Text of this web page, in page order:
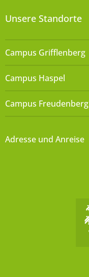
Unsere Standorte
Campus Grifflenberg
Campus Haspel
Campus Freudenberg
Adresse und Anreise